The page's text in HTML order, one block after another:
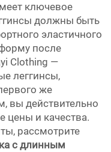
ключевое
должны быть
эластичного
после
Clothing —
леггинсы,
же
вы действительно
цены и качества.
рассмотрите
с длинным